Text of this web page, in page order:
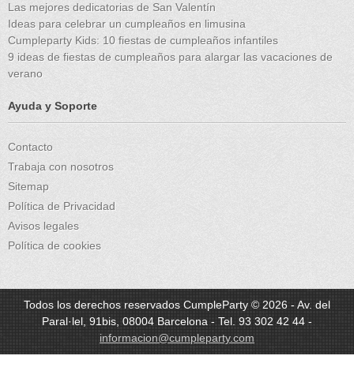
Las mejores dedicatorias de San Valentín
Ideas para celebrar un cumpleaños en limusina
Cumpleparty Kids: 10 fiestas de cumpleaños infantiles
9 ideas de fiestas de cumpleaños para alargar las vacaciones de
verano
Ayuda y Soporte
Contacto
Trabaja con nosotros
Sitemap
Política de Privacidad
Avisos legales
Política de cookies
Todos los derechos reservados CumpleParty © 2026 - Av. del
Paral·lel, 91bis, 08004 Barcelona - Tel. 93 302 42 44 -
informacion@cumpleparty.com